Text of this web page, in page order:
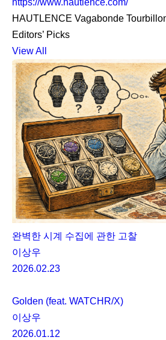
https://www.hautlence.com/
HAUTLENCE Vagabonde
Editors’ Picks
View All
완벽한 시계 수집에 관한 고찰
이상우
2026.02.23
Golden (feat. WATCHR/X)
이상우
2026.01.12